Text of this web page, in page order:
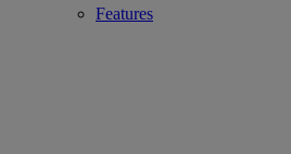
Features